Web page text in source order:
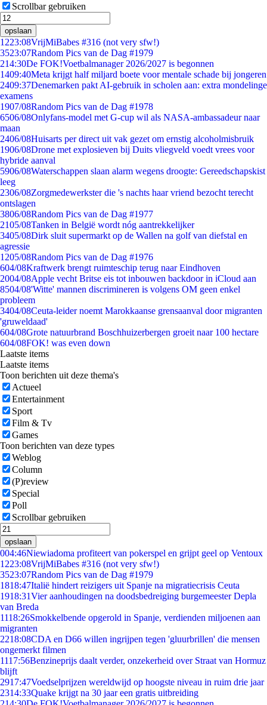
Scrollbar gebruiken
opslaan
1223:08VrijMiBabes #316 (not very sfw!)
3523:07Random Pics van de Dag #1979
214:30De FOK!Voetbalmanager 2026/2027 is begonnen
1409:40Meta krijgt half miljard boete voor mentale schade bij jongeren
2409:37Denemarken pakt AI-gebruik in scholen aan: extra mondelinge
examens
1907/08Random Pics van de Dag #1978
6506/08Onlyfans-model met G-cup wil als NASA-ambassadeur naar
maan
2406/08Huisarts per direct uit vak gezet om ernstig alcoholmisbruik
1906/08Drone met explosieven bij Duits vliegveld voedt vrees voor
hybride aanval
5906/08Waterschappen slaan alarm wegens droogte: Gereedschapskist
leeg
2306/08Zorgmedewerkster die 's nachts haar vriend bezocht terecht
ontslagen
3806/08Random Pics van de Dag #1977
2105/08Tanken in België wordt nóg aantrekkelijker
3405/08Dirk sluit supermarkt op de Wallen na golf van diefstal en
agressie
1205/08Random Pics van de Dag #1976
604/08Kraftwerk brengt ruimteschip terug naar Eindhoven
2004/08Apple vecht Britse eis tot inbouwen backdoor in iCloud aan
8504/08'Witte' mannen discrimineren is volgens OM geen enkel
probleem
3404/08Ceuta-leider noemt Marokkaanse grensaanval door migranten
'gruweldaad'
604/08Grote natuurbrand Boschhuizerbergen groeit naar 100 hectare
604/08FOK! was even down
Laatste items
Laatste items
Toon berichten uit deze thema's
Actueel
Entertainment
Sport
Film & Tv
Games
Toon berichten van deze types
Weblog
Column
(P)review
Special
Poll
Scrollbar gebruiken
opslaan
004:46Niewiadoma profiteert van pokerspel en grijpt geel op Ventoux
1223:08VrijMiBabes #316 (not very sfw!)
3523:07Random Pics van de Dag #1979
1818:47Italië hindert reizigers uit Spanje na migratiecrisis Ceuta
1918:31Vier aanhoudingen na doodsbedreiging burgemeester Depla
van Breda
1118:26Smokkelbende opgerold in Spanje, verdienden miljoenen aan
migranten
2218:08CDA en D66 willen ingrijpen tegen 'gluurbrillen' die mensen
ongemerkt filmen
1117:56Benzineprijs daalt verder, onzekerheid over Straat van Hormuz
blijft
2917:47Voedselprijzen wereldwijd op hoogste niveau in ruim drie jaar
2314:33Quake krijgt na 30 jaar een gratis uitbreiding